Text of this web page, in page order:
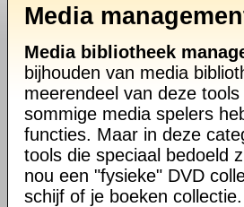
Media
Media bibliotheek
bijhouden van media
meerendeel van deze
sommige media spelers
functies. Maar in deze
tools die speciaal bedoeld
nou een "fysieke" DVD
schijf of je boeken collectie.